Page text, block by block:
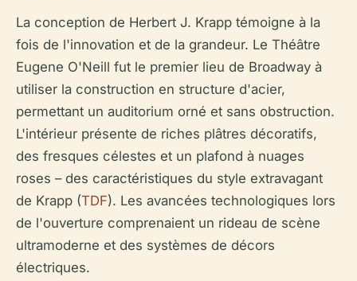
La conception de Herbert J. Krapp témoigne à la
fois de l'innovation et de la grandeur. Le Théâtre
Eugene O'Neill fut le premier lieu de Broadway à
utiliser la construction en structure d'acier,
permettant un auditorium orné et sans obstruction.
L'intérieur présente de riches plâtres décoratifs,
des fresques célestes et un plafond à nuages
roses – des caractéristiques du style extravagant
de Krapp (TDF). Les avancées technologiques lors
de l'ouverture comprenaient un rideau de scène
ultramoderne et des systèmes de décors
électriques.